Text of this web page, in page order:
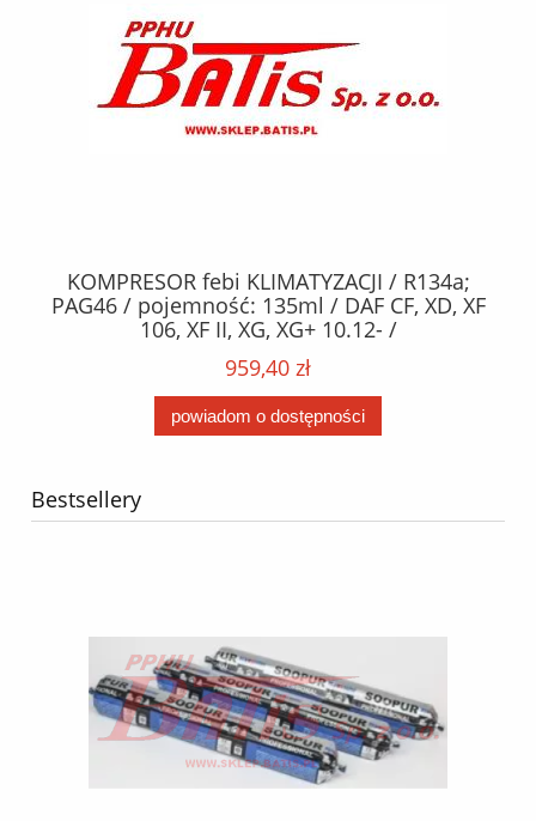
KOMPRESOR febi KLIMATYZACJI / R134a;
PAG46 / pojemność: 135ml / DAF CF, XD, XF
106, XF II, XG, XG+ 10.12- /
959,40 zł
powiadom o dostępności
Bestsellery